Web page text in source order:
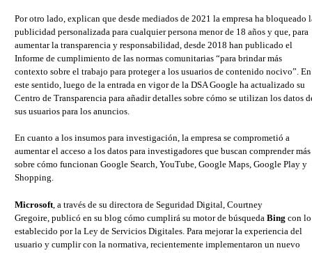
Por otro lado, explican que desde mediados de 2021 la empresa ha bloqueado
publicidad personalizada para cualquier persona menor de 18 años y que, para
aumentar la transparencia y responsabilidad, desde 2018 han publicado el
Informe de cumplimiento de las normas comunitarias “para brindar más
contexto sobre el trabajo para proteger a los usuarios de contenido nocivo”. En
este sentido, luego de la entrada en vigor de la DSA Google ha actualizado su
Centro de Transparencia para añadir detalles sobre cómo se utilizan los datos
sus usuarios para los anuncios.
En cuanto a los insumos para investigación, la empresa se comprometió a
aumentar el acceso a los datos para investigadores que buscan comprender más
sobre cómo funcionan Google Search, YouTube, Google Maps, Google Play y
Shopping.
Microsoft , a través de su directora de Seguridad Digital, Courtney
Gregoire, publicó en su blog cómo cumplirá su motor de búsqueda Bing con lo
establecido por la Ley de Servicios Digitales. Para mejorar la experiencia del
usuario y cumplir con la normativa, recientemente implementaron un nuevo